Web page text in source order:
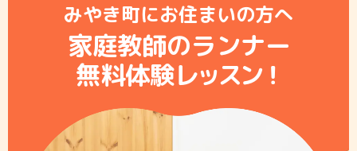
みやき町にお住まいの方へ
家庭教師のランナー
無料体験レッスン！